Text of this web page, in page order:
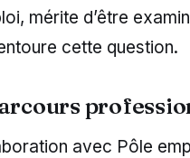
mérite d’être
cette question.
avec Pôle